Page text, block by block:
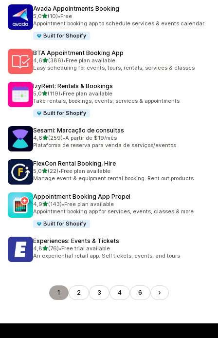
Avada Appointments Booking
5,0de 5 estrelas
(10)
10 total de avaliações
•Free
Appointment booking app to schedule services & events calendar
Built for Shopify
BTA Appointment Booking App
4,6de 5 estrelas
(386)
386 total de avaliações
•Free plan available
Easy scheduling for events, tours, rentals, services & classes
IzyRent: Rentals & Bookings
5,0de 5 estrelas
(119)
119 total de avaliações
•Free plan available
Take rentals, bookings, events, services & appointments
Built for Shopify
Sesami: Marcação de consultas
4,6de 5 estrelas
(259)
259 total de avaliações
•A partir de $19/mês
Plataforma de reserva para venda de serviços/eventos
FlexCon Rental Booking, Hire
5,0de 5 estrelas
(22)
22 total de avaliações
•Free plan available
Manage event & equipment rental booking. Rent out products.
Appointment Booking App Propel
4,9de 5 estrelas
(143)
143 total de avaliações
•Free plan available
Appointment booking app for services, events, classes & more
Built for Shopify
Experiences: Events & Tickets
4,8de 5 estrelas
(76)
76 total de avaliações
•Free trial available
An experiential retail app. Sell tickets, events, and tours
1 2 3 4 6